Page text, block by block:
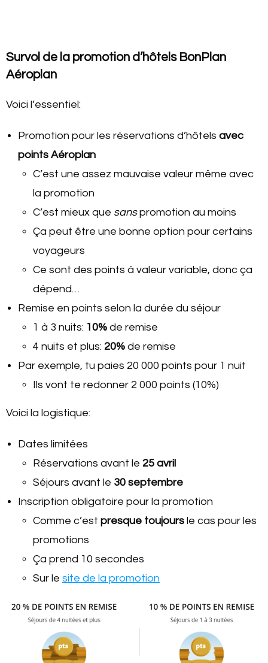
Survol de la promotion d’hôtels BonPlan
Aéroplan
Voici l’essentiel:
Promotion pour les réservations d’hôtels avec
points Aéroplan
C’est une assez mauvaise valeur même avec
la promotion
C’est mieux que sanspromotion au moins
Ça peut être une bonne option pour certains
voyageurs
Ce sont des points à valeur variable, donc ça
dépend…
Remise en points selon la durée du séjour
1 à 3 nuits: 10% de remise
4 nuits et plus: 20% de remise
Par exemple, tu paies 20 000 points pour 1 nuit
Ils vont te redonner 2 000 points (10%)
Voici la logistique:
Dates limitées
Réservations avant le 25 avril
Séjours avant le 30 septembre
Inscription obligatoire pour la promotion
Comme c’est presque toujours le cas pour les
promotions
Ça prend 10 secondes
Sur le site de la promotion